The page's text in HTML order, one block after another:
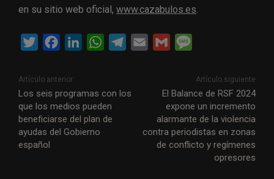
en su sitio web oficial, www.cazabulos.es.
i
t
t
e
r
c
e
b
o
k
e
d
W
t
s
e
i
l
s
s
a
g
e
Artículo anterior
Los seis programas con los
que los medios pueden
beneficiarse del plan de
ayudas del Gobierno
español
Artículo siguiente
El Balance de RSF 2024
expone un incremento
alarmante de la violencia
contra periodistas en zonas
de conflicto y regímenes
opresores